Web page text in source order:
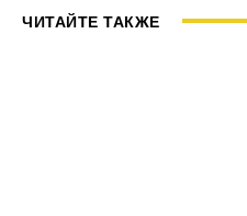
ЧИТАЙТЕ ТАКЖЕ